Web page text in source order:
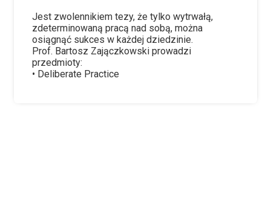
Jest zwolennikiem tezy, że tylko wytrwałą,
zdeterminowaną pracą nad sobą, można
osiągnąć sukces w każdej dziedzinie.
Prof. Bartosz Zajączkowski prowadzi
przedmioty:
• Deliberate Practice